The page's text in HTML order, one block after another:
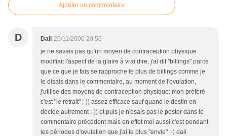
Ajouter un commentaire
D Dali 26/11/2006 20:56
je ne savais pas qu'un moyen de contraception physique
modifiait l'aspect de la glaire à vrai dire, j'ai dit "billings" parce
que ce que je fais se rapproche le plus de billings comme je
le disais dans le commentaire, au moment de l'ovulation,
j'utilise des moyens de contraception physique: mon préféré
c'est "le retrait" ;-)) assez efficace sauf quand le destin en
décide autrement ;-)) et puis je n'osais pas le poster dans le
commentaire précédent mais en effet moi aussi c'est pendant
les périodes d'ovulation que j'ai le plus "envie" :-) dali